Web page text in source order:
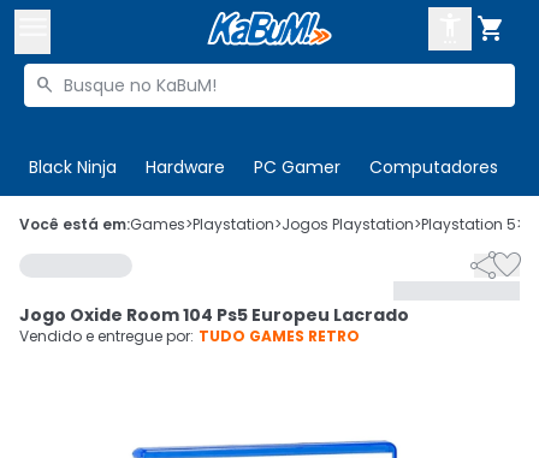

Buscar produtos

Black Ninja Hardware PC Gamer Computadores
 Olá. Acesse sua conta
 Departamentos
Cupons
CADASTRE-SE
Você está em:Games>Playstation>Jogos Playstation>Playstation 5>

Jogo Oxide Room 104 Ps5 Europeu Lacrado
Vendido e entregue por: TUDO GAMES RETRO